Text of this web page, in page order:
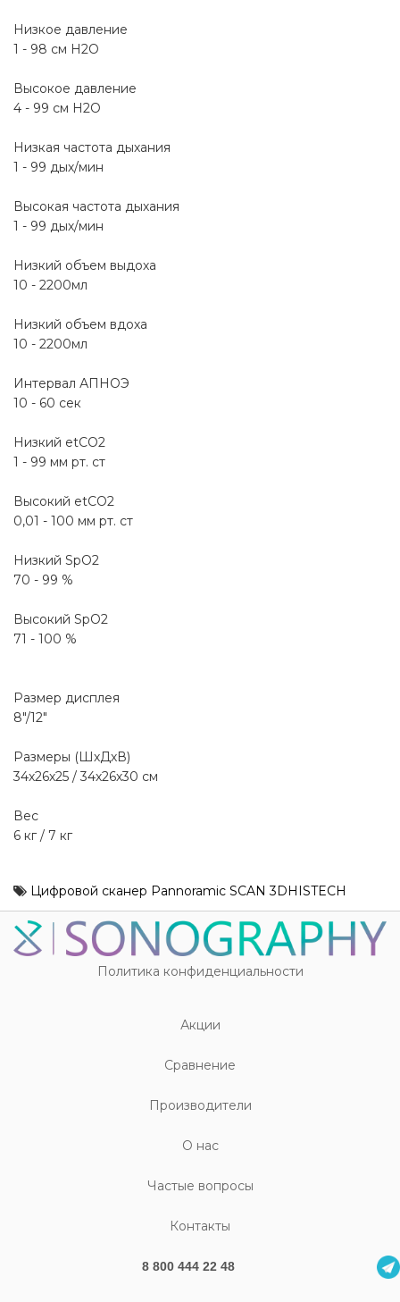
Низкое давление
1 - 98 см H2O
Высокое давление
4 - 99 см H2O
Низкая частота дыхания
1 - 99 дых/мин
Высокая частота дыхания
1 - 99 дых/мин
Низкий объем выдоха
10 - 2200мл
Низкий объем вдоха
10 - 2200мл
Интервал АПНОЭ
10 - 60 сек
Низкий etCO2
1 - 99 мм рт. ст
Высокий etCO2
0,01 - 100 мм рт. ст
Низкий SpO2
70 - 99 %
Высокий SpO2
71 - 100 %
Размер дисплея
8"/12"
Размеры (ШхДхВ)
34х26х25 / 34х26х30 см
Вес
6 кг / 7 кг
Цифровой сканер Pannoramic SCAN 3DHISTECH
Политика конфиденциальности
Акции
Cравнение
Производители
О нас
Частые вопросы
Контакты
8 800 444 22 48